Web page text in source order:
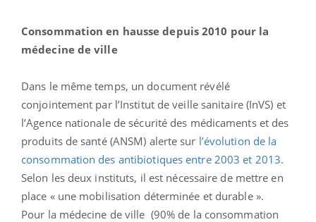
Consommation en hausse depuis 2010 pour la
médecine de ville
Dans le même temps, un document révélé
conjointement par l’Institut de veille sanitaire (InVS) et
l’Agence nationale de sécurité des médicaments et des
produits de santé (ANSM) alerte sur l’évolution de la
consommation des antibiotiques entre 2003 et 2013.
Selon les deux instituts, il est nécessaire de mettre en
place « une mobilisation déterminée et durable ».
Pour la médecine de ville (90% de la consommation